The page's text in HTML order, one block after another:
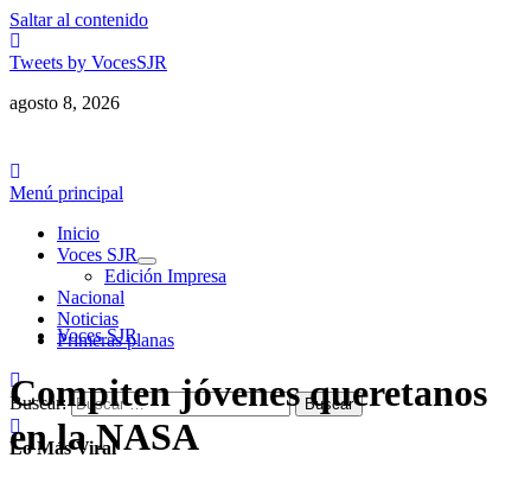
Saltar al contenido
Tweets by VocesSJR
agosto 8, 2026
Menú principal
Inicio
Voces SJR
Edición Impresa
Nacional
Noticias
Primeras planas
Buscar:
Lo Más Viral
Voces SJR
Compiten jóvenes queretanos
en la NASA